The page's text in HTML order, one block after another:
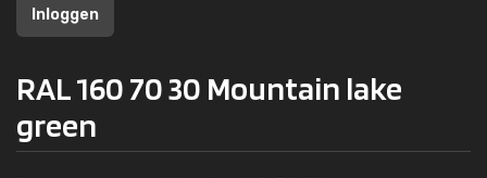
Inloggen
RAL 160 70 30 Mountain lake
green